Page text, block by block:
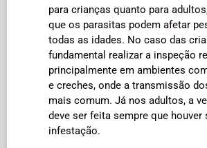
para crianças quanto para
que os parasitas podem afetar
todas as idades. No caso das
fundamental realizar a inspeção
principalmente em ambientes
e creches, onde a transmissão
mais comum. Já nos adultos, a
deve ser feita sempre que houver
infestação.